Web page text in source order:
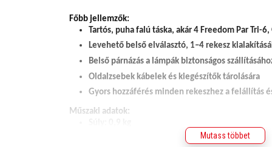
Főbb jellemzők:
Tartós, puha falú táska, akár 4 Freedom Par Tri-
Levehető belső elválasztó, 1–4 rekesz
Belső párnázás a lámpák biztonságos
Oldalzsebek kábelek és kiegészítők tárolására
Gyors hozzáférés minden rekeszhez a felállítás
Műszaki adatok:
Belső méret: 279 x 267 x 183 mmMutass többet